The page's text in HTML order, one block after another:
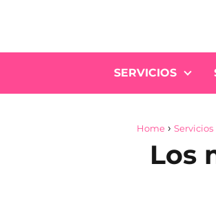
SERVICIOS
Home Servicios
Los